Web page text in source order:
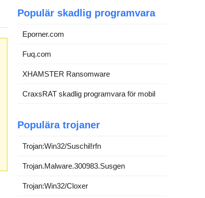
Populär skadlig programvara
Eporner.com
Fuq.com
XHAMSTER Ransomware
CraxsRAT skadlig programvara för mobil
Populära trojaner
Trojan:Win32/Suschil!rfn
Trojan.Malware.300983.Susgen
Trojan:Win32/Cloxer